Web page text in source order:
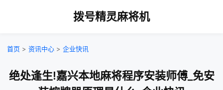
拨号精灵麻将机
首页 > 资讯中心 > 企业快讯
绝处逢生!嘉兴本地麻将程序安装师傅_免安